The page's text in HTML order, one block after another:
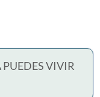
VIVIR